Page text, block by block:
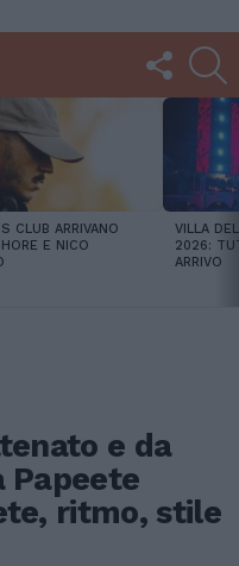
FOLLOW
US
CLUB ARRIVANO
E NICO
VILLA
2026:
ARRIVO
e da
Papeete
ritmo, stile